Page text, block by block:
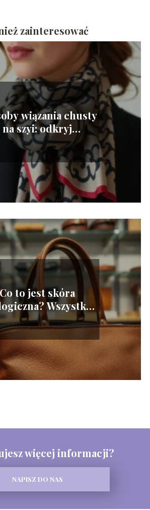
zainteresować
wiązania chusty
na szyi: odkryj
techniki!
Co to jest skóra
Wszystko,
musisz wiedzieć
więcej informacji?
NAPISZ DO NAS